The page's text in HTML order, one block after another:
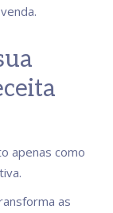
apenas como
as